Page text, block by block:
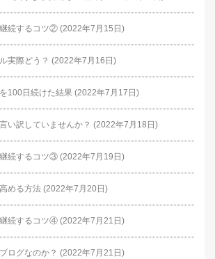
続するコツ② (2022年7月15日)
実際どう？ (2022年7月16日)
100日続けた結果 (2022年7月17日)
い訳していませんか？ (2022年7月18日)
続するコツ③ (2022年7月19日)
める方法 (2022年7月20日)
続するコツ④ (2022年7月21日)
ログなのか？ (2022年7月21日)